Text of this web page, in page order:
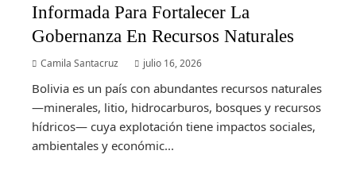
Informada Para Fortalecer La
Gobernanza En Recursos Naturales
Camila Santacruz julio 16, 2026
Bolivia es un país con abundantes recursos naturales
—minerales, litio, hidrocarburos, bosques y recursos
hídricos— cuya explotación tiene impactos sociales,
ambientales y económic...